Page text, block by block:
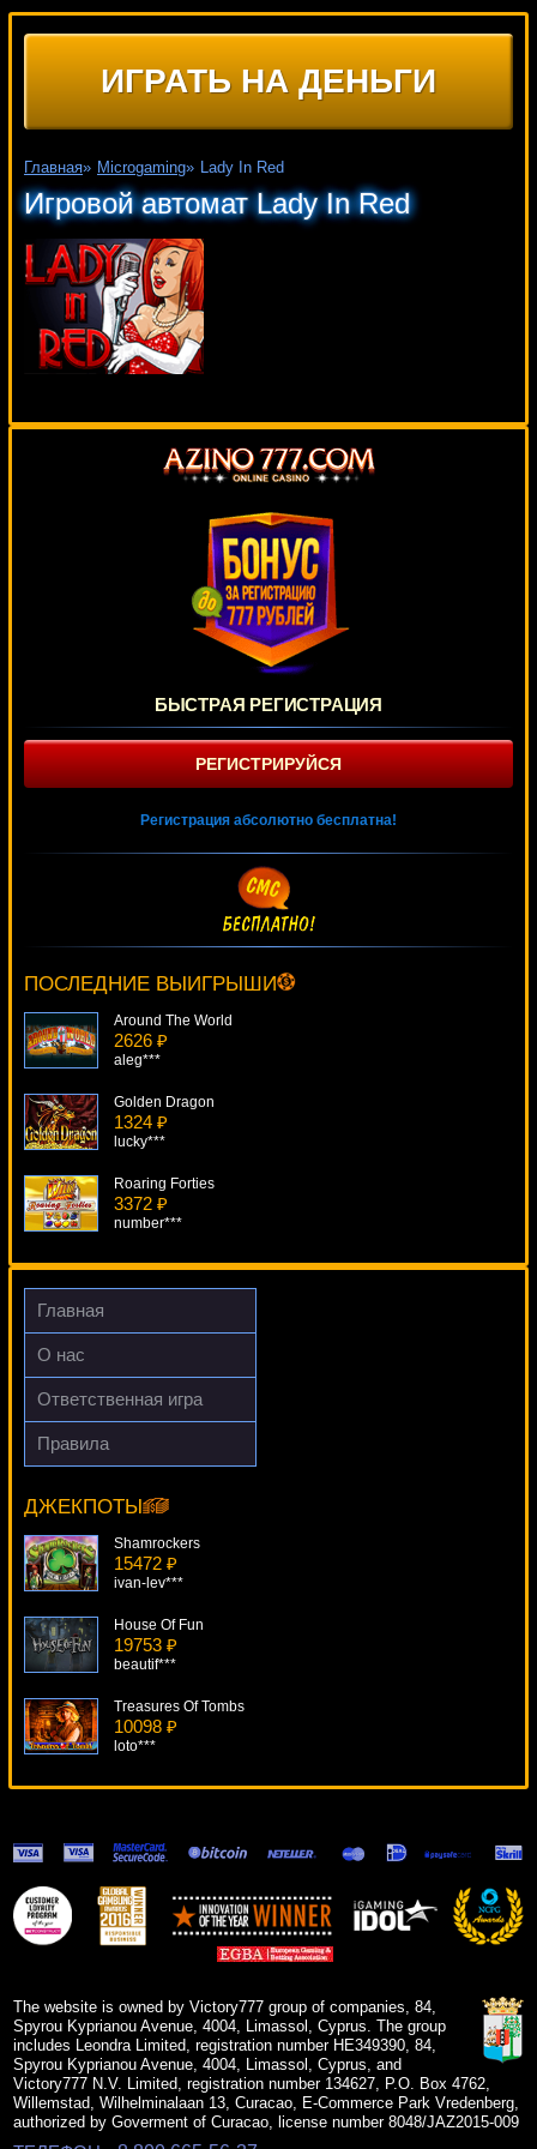
ИГРАТЬ НА ДЕНЬГИ
Главная» Microgaming» Lady In Red
Игровой автомат Lady In Red
БЫСТРАЯ РЕГИСТРАЦИЯ
РЕГИСТРИРУЙСЯ
Регистрация абсолютно бесплатна!
ПОСЛЕДНИЕ ВЫИГРЫШИ
Panamer***
Around The World
2626 ₽
aleg***
Golden Dragon
1324 ₽
lucky***
Roaring Forties
3372 ₽
number***
Mayan Riches
3764 ₽
Gamer***
Главная
О нас
Ответственная игра
Правила
ДЖЕКПОТЫ
Capt. Quid's Treasure Quest
DenisVS***
Shamrockers
15472 ₽
ivan-lev***
House Of Fun
19753 ₽
beautif***
Treasures Of Tombs
10098 ₽
loto***
Mermaid's Pearl Deluxe
8058 ₽
drink***
Space Wars
The website is owned by Victory777 group of companies, 84,
Spyrou Kyprianou Avenue, 4004, Limassol, Cyprus. The group
includes Leondra Limited, registration number HE349390, 84,
Spyrou Kyprianou Avenue, 4004, Limassol, Cyprus, and
Victory777 N.V. Limited, registration number 134627, P.O. Box 4762,
Willemstad, Wilhelminalaan 13, Curacao, E-Commerce Park Vredenberg,
authorized by Goverment of Curacao, license number 8048/JAZ2015-009